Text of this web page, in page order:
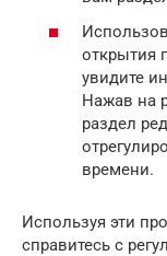
открытия
увидите
Нажав на
раздел
времени.
Используя эти
справитесь с